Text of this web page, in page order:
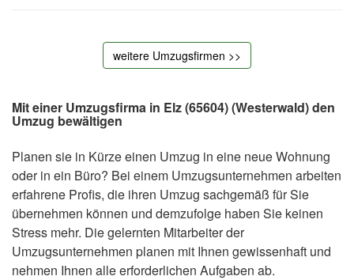
weitere Umzugsfirmen >>
Mit einer Umzugsfirma in Elz(65604) (Westerwald) den
Umzug bewältigen
Planen sie in Kürze einen Umzug in eine neue Wohnung
oder in ein Büro? Bei einem Umzugsunternehmen arbeiten
erfahrene Profis, die ihren Umzug sachgemäß für Sie
übernehmen können und demzufolge haben Sie keinen
Stress mehr. Die gelernten Mitarbeiter der
Umzugsunternehmen planen mit Ihnen gewissenhaft und
nehmen Ihnen alle erforderlichen Aufgaben ab.